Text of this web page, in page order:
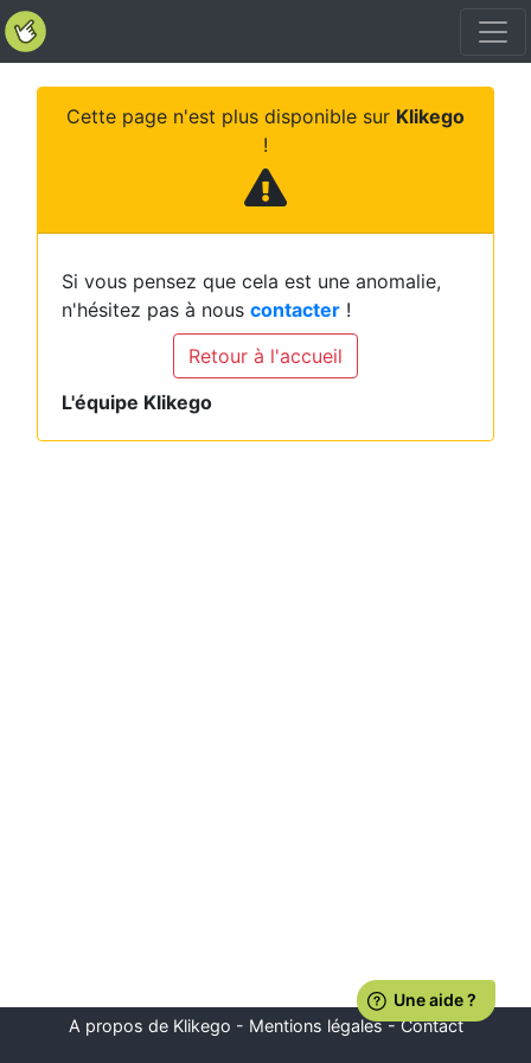
Cette page n'est plus disponible sur Klikego
!
Si vous pensez que cela est une anomalie,
n'hésitez pas à nous contacter !
Retour à l'accueil
L'équipe Klikego
A propos de Klikego - Mentions légales-Contact